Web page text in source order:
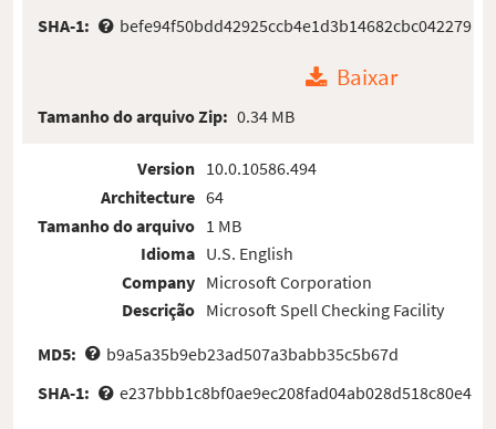
SHA-1: befe94f50bdd42925ccb4e1d3b14682cbc042279
Baixar
Tamanho do arquivo Zip: 0.34 MB
Version
Architecture
Tamanho do arquivo
Idioma
Company
Descrição
10.0.10586.494
64
1 MB
U.S. English
Microsoft Corporation
Microsoft Spell Checking Facility
MD5:
b9a5a35b9eb23ad507a3babb35c5b67d
SHA-1:
e237bbb1c8bf0ae9ec208fad04ab028d518c80e4